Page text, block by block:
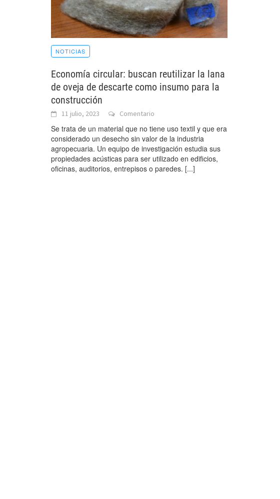
NOTICIAS
Economía circular: buscan reutilizar la lana
de oveja de descarte como insumo para la
construcción
11 julio, 2023 Comentario
Se trata de un material que no tiene uso textil y que era
considerado un desecho sin valor de la industria
agropecuaria. Un equipo de investigación estudia sus
propiedades acústicas para ser utilizado en edificios,
oficinas, auditorios, entrepisos o paredes. [...]